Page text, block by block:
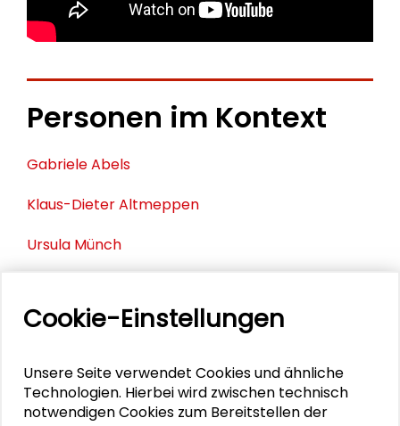
Personen im Kontext
Gabriele Abels
Klaus-Dieter Altmeppen
Ursula Münch
Sebastian Kurtenbach
PUBLIKATIONEN
Cookie-Einstellungen
Unsere Seite verwendet Cookies und ähnliche
Technologien. Hierbei wird zwischen technisch
notwendigen Cookies zum Bereitstellen der